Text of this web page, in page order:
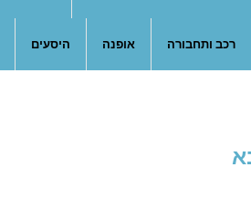
רכב ותחבורה אופנה היסעים